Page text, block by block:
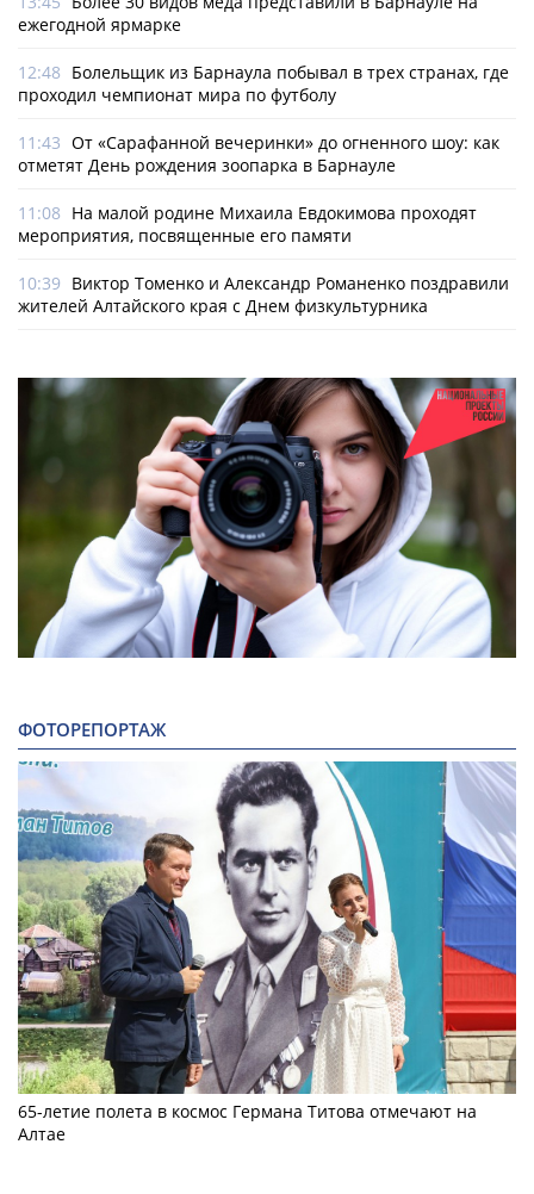
ежегодной ярмарке
12:48 Болельщик из Барнаула побывал в трех странах, где
проходил чемпионат мира по футболу
11:43 От «Сарафанной вечеринки» до огненного шоу: как
отметят День рождения зоопарка в Барнауле
11:08 На малой родине Михаила Евдокимова проходят
мероприятия, посвященные его памяти
10:39 Виктор Томенко и Александр Романенко поздравили
жителей Алтайского края с Днем физкультурника
ФОТОРЕПОРТАЖ
65-летие полета в космос Германа Титова отмечают на
Алтае